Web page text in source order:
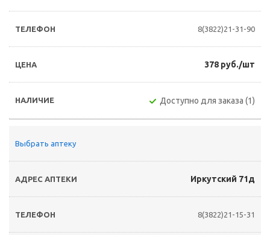
8(3822)21-31-90
378 руб./шт
Доступно для заказа (1)
Выбрать аптеку
Иркутский 71д
8(3822)21-15-31